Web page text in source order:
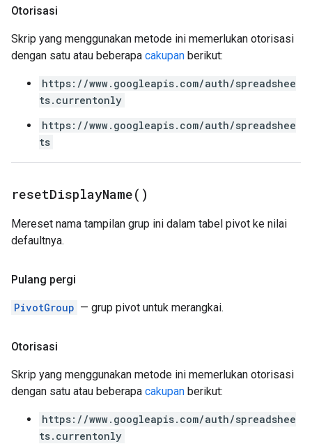
Otorisasi
Skrip yang menggunakan metode ini memerlukan otorisasi
dengan satu atau beberapa cakupan berikut:
https://www.googleapis.com/auth/spreadshee
ts.currentonly
https://www.googleapis.com/auth/spreadshee
ts
resetDisplayName( )
Mereset nama tampilan grup ini dalam tabel pivot ke nilai
defaultnya.
Pulang pergi
PivotGroup — grup pivot untuk merangkai.
Otorisasi
Skrip yang menggunakan metode ini memerlukan otorisasi
dengan satu atau beberapa cakupan berikut:
https://www.googleapis.com/auth/spreadshee
ts.currentonly